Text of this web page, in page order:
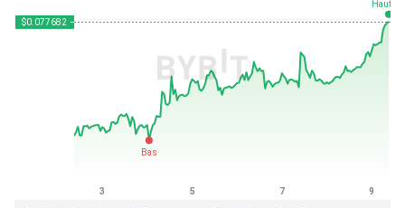
Dernière mise à jour : 2026-08-09, 08:59 GMT+0